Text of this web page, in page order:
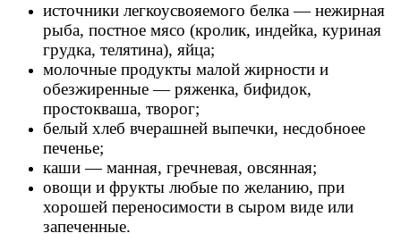
источники легкоусвояемого белка — нежирная
рыба, постное мясо (кролик, индейка, куриная
грудка, телятина), яйца;
молочные продукты малой жирности и
обезжиренные — ряженка, бифидок,
простокваша, творог;
белый хлеб вчерашней выпечки, несдобноее
печенье;
каши — манная, гречневая, овсянная;
овощи и фрукты любые по желанию, при
хорошей переносимости в сыром виде или
запеченные.